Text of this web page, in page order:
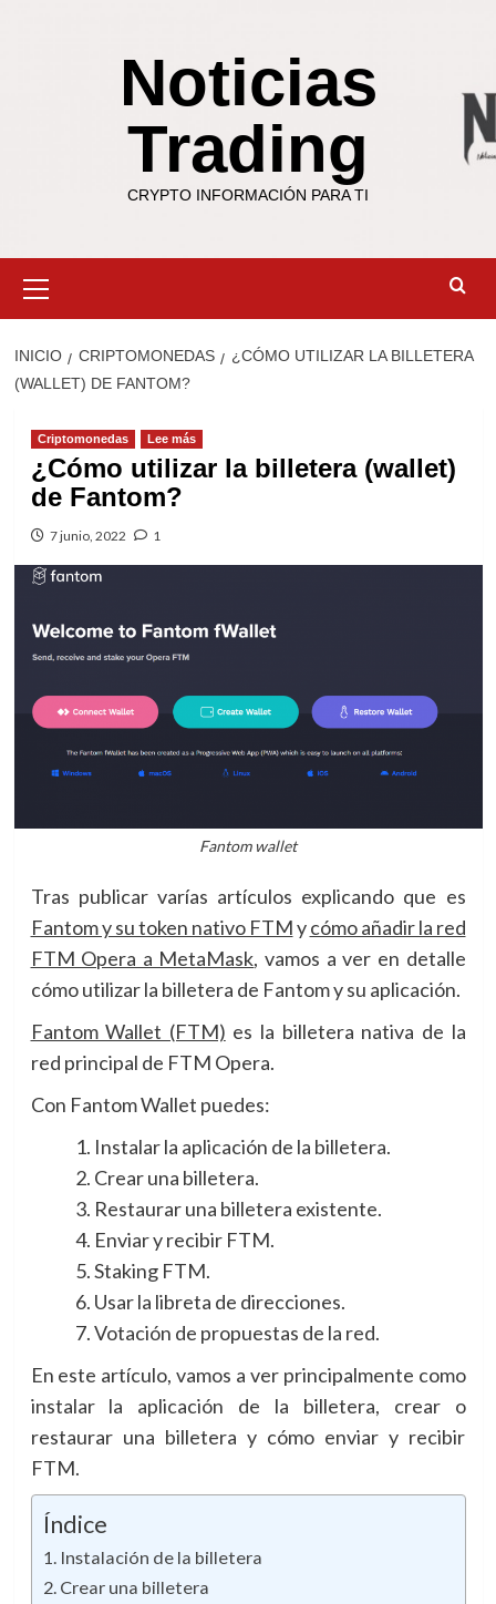
Noticias
Trading
CRYPTO INFORMACIÓN PARA TI
primario
INICIO CRIPTOMONEDAS
¿CÓMO UTILIZAR LA BILLETERA
(WALLET) DE FANTOM?
Criptomonedas Lee más
¿Cómo utilizar la billetera (wallet)
de Fantom?
7 junio, 2022 1
Fantom wallet
Tras publicar varías artículos explicando que es
Fantom y su token nativo FTMycómo añadir la red
FTM Opera a MetaMask, vamos a ver en detalle
cómo utilizar la billetera de Fantom y su aplicación.
Fantom Wallet (FTM) es la billetera nativa de la
red principal de FTM Opera.
Con Fantom Wallet puedes:
Instalar la aplicación de la billetera.
Crear una billetera.
Restaurar una billetera existente.
Enviar y recibir FTM.
Staking FTM.
Usar la libreta de direcciones.
Votación de propuestas de la red.
En este artículo, vamos a ver principalmente como
instalar la aplicación de la billetera, crear o
restaurar una billetera y cómo enviar y recibir
FTM.
Índice
Instalación de la billetera
Crear una billetera